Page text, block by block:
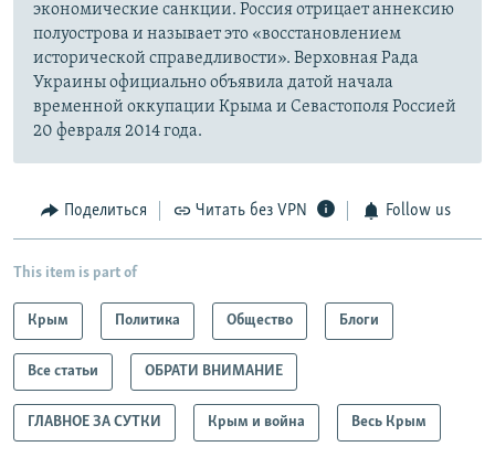
экономические санкции. Россия отрицает аннексию
полуострова и называет это «восстановлением
исторической справедливости». Верховная Рада
Украины официально объявила датой начала
временной оккупации Крыма и Севастополя Россией
20 февраля 2014 года.
Поделиться Читать без VPN Follow us
This item is part of
Крым Политика Общество Блоги
Все статьи ОБРАТИ ВНИМАНИЕ
ГЛАВНОЕ ЗА СУТКИ Крым и война Весь Крым